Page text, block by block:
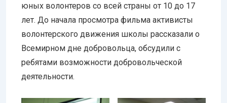
юных волонтеров со всей страны от 10 до 17
лет. До начала просмотра фильма активисты
волонтерского движения школы рассказали о
Всемирном дне добровольца, обсудили с
ребятами возможности добровольческой
деятельности.